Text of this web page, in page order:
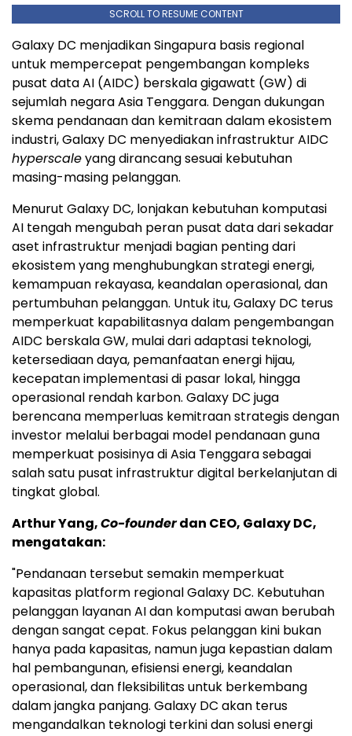
SCROLL TO RESUME CONTENT
Galaxy DC menjadikan Singapura basis regional
untuk mempercepat pengembangan kompleks
pusat data AI (AIDC) berskala gigawatt (GW) di
sejumlah negara Asia Tenggara. Dengan dukungan
skema pendanaan dan kemitraan dalam ekosistem
industri, Galaxy DC menyediakan infrastruktur AIDC
hyperscaleyang dirancang sesuai kebutuhan
masing-masing pelanggan.
Menurut Galaxy DC, lonjakan kebutuhan komputasi
AI tengah mengubah peran pusat data dari sekadar
aset infrastruktur menjadi bagian penting dari
ekosistem yang menghubungkan strategi energi,
kemampuan rekayasa, keandalan operasional, dan
pertumbuhan pelanggan. Untuk itu, Galaxy DC terus
memperkuat kapabilitasnya dalam pengembangan
AIDC berskala GW, mulai dari adaptasi teknologi,
ketersediaan daya, pemanfaatan energi hijau,
kecepatan implementasi di pasar lokal, hingga
operasional rendah karbon. Galaxy DC juga
berencana memperluas kemitraan strategis dengan
investor melalui berbagai model pendanaan guna
memperkuat posisinya di Asia Tenggara sebagai
salah satu pusat infrastruktur digital berkelanjutan di
tingkat global.
Arthur Yang,Co-founderdan CEO, Galaxy DC,
mengatakan:
"Pendanaan tersebut semakin memperkuat
kapasitas platform regional Galaxy DC. Kebutuhan
pelanggan layanan AI dan komputasi awan berubah
dengan sangat cepat. Fokus pelanggan kini bukan
hanya pada kapasitas, namun juga kepastian dalam
hal pembangunan, efisiensi energi, keandalan
operasional, dan fleksibilitas untuk berkembang
dalam jangka panjang. Galaxy DC akan terus
mengandalkan teknologi terkini dan solusi energi